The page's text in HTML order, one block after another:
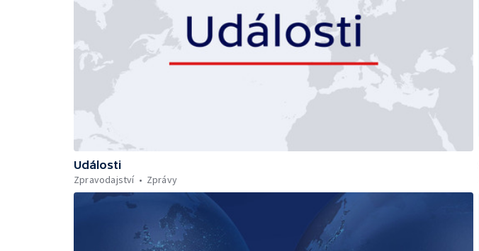
Události
Zpravodajství
Zprávy